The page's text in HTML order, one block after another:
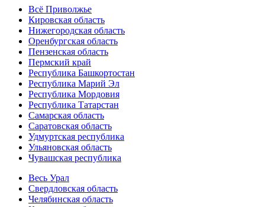
Всё Приволжье
Кировская область
Нижегородская область
Оренбургская область
Пензенская область
Пермский край
Республика Башкортостан
Республика Марий Эл
Республика Мордовия
Республика Татарстан
Самарская область
Саратовская область
Удмуртская республика
Ульяновская область
Чувашская республика
Весь Урал
Свердловская область
Челябинская область